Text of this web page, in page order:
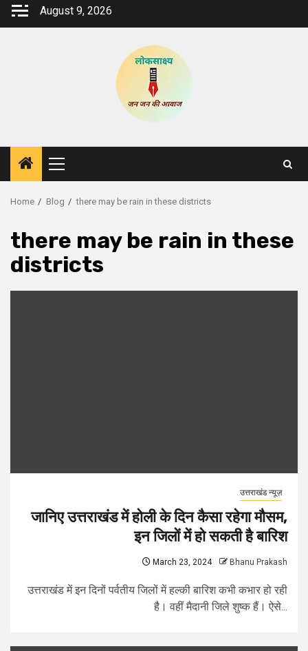
Skip
August 9, 2026
Primary
Menu
Home Blog there may be rain in these districts
there may be rain in these
districts
उत्तराखंड न्यूज़
जानिए उत्तराखंड में होली के दिन कैसा रहेगा मौसम,
इन जिलों में हो सकती है बारिश
March 23, 2024 Bhanu Prakash
उत्तराखंड में इन दिनों पर्वतीय जिलों में हल्की बारिश कभी कभार हो रही
है। वहीं मैदानी जिले शुष्क हैं। ऐसे...